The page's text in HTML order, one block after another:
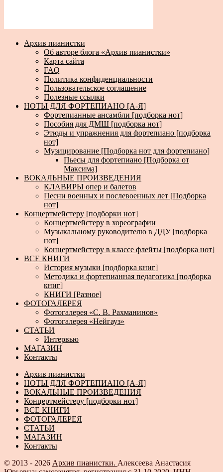
Архив пианистки
Об авторе блога «Архив пианистки»
Карта сайта
FAQ
Политика конфиденциальности
Пользовательское соглашение
Полезные ссылки
НОТЫ ДЛЯ ФОРТЕПИАНО [А-Я]
Фортепианные ансамбли [подборка нот]
Пособия для ДМШ [подборка нот]
Этюды и упражнения для фортепиано [подборка
нот]
Музицирование [Подборка нот для фортепиано]
Пьесы для фортепиано [Подборка от
Максима]
ВОКАЛЬНЫЕ ПРОИЗВЕДЕНИЯ
КЛАВИРЫ опер и балетов
Песни военных и послевоенных лет [Подборка
нот]
Концертмейстеру [подборки нот]
Концертмейстеру в хореографии
Музыкальному руководителю в ДДУ [подборка
нот]
Концертмейстеру в классе флейты [подборка нот]
ВСЕ КНИГИ
История музыки [подборка книг]
Методика и фортепианная педагогика [подборка
книг]
КНИГИ [Разное]
ФОТОГАЛЕРЕЯ
Фотогалерея «С. В. Рахманинов»
Фотогалерея «Нейгауз»
СТАТЬИ
Интервью
МАГАЗИН
Контакты
Архив пианистки
НОТЫ ДЛЯ ФОРТЕПИАНО [А-Я]
ВОКАЛЬНЫЕ ПРОИЗВЕДЕНИЯ
Концертмейстеру [подборки нот]
ВСЕ КНИГИ
ФОТОГАЛЕРЕЯ
СТАТЬИ
МАГАЗИН
Контакты
© 2013 - 2026 Архив пианистки. Алексеева Анастасия